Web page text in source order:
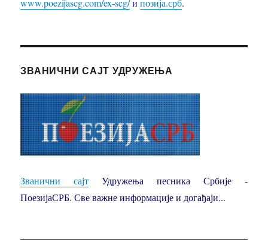
www.poezijascg.com/ex-scg/ипозија.срб.
ЗВАНИЧНИ САЈТ УДРУЖЕЊА
Званични сајт Удружења песника Србије -
ПоезијаСРБ. Све важне информације и догађаји...